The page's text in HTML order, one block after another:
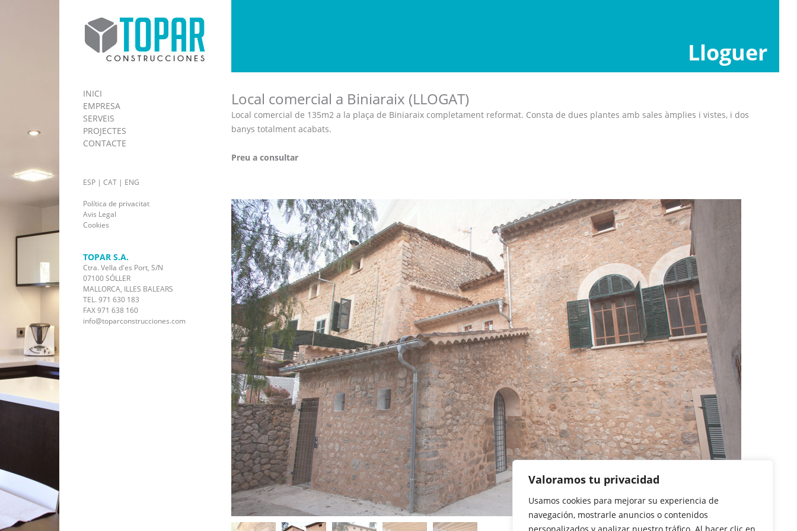
Valoramos tu privacidad
Usamos cookies para mejorar su experiencia de
navegación, mostrarle anuncios o contenidos
INICI
EMPRESA
SERVEIS
PROJECTES
CONTACTE
ESP | CAT | ENG
Política de privacitat
Avis Legal
Cookies
TOPAR S.A.
Ctra. Vella d'es Port, S/N
07100 SÓLLER
MALLORCA, ILLES BALEARS
TEL. 971 630 183
FAX 971 638 160
info@toparconstrucciones.com
Lloguer
Local comercial a Biniaraix (LLOGAT)
Local comercial de 135m2 a la plaça de Biniaraix completament reformat. Consta de dues plantes amb sales àmplies i vistes, i dos
banys totalment acabats.
Preu a consultar